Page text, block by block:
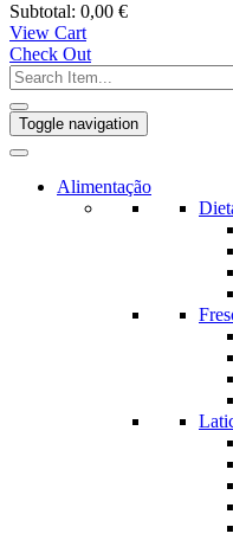
Subtotal: 0,00 €
View Cart
Check Out
Toggle navigation
Alimentação